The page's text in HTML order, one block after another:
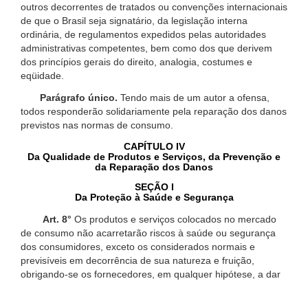
outros decorrentes de tratados ou convenções internacionais
de que o Brasil seja signatário, da legislação interna
ordinária, de regulamentos expedidos pelas autoridades
administrativas competentes, bem como dos que derivem
dos princípios gerais do direito, analogia, costumes e
eqüidade.
Parágrafo único. Tendo mais de um autor a ofensa,
todos responderão solidariamente pela reparação dos danos
previstos nas normas de consumo.
CAPÍTULO IV
Da Qualidade de Produtos e Serviços, da Prevenção e
da Reparação dos Danos
SEÇÃO I
Da Proteção à Saúde e Segurança
Art. 8° Os produtos e serviços colocados no mercado
de consumo não acarretarão riscos à saúde ou segurança
dos consumidores, exceto os considerados normais e
previsíveis em decorrência de sua natureza e fruição,
obrigando-se os fornecedores, em qualquer hipótese, a dar